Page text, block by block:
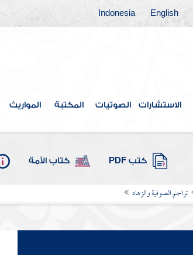
English
Indonesia
الاستشارات الصوتيات المكتبة المواريث
كتب PDF كتاب الأمة
تراجم الصوفية والزهاد